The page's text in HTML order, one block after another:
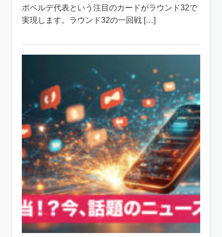
ボベルデ代表という注目のカードがラウンド32で
実現します。ラウンド32の一回戦 […]